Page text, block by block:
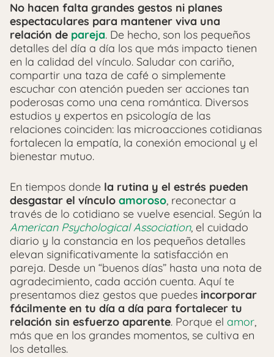
No hacen falta grandes gestos ni planes
espectaculares para mantener viva una
relación de pareja. De hecho, son los pequeños
detalles del día a día los que más impacto tienen
en la calidad del vínculo. Saludar con cariño,
compartir una taza de café o simplemente
escuchar con atención pueden ser acciones tan
poderosas como una cena romántica. Diversos
estudios y expertos en psicología de las
relaciones coinciden: las microacciones cotidianas
fortalecen la empatía, la conexión emocional y el
bienestar mutuo.
En tiempos donde la rutina y el estrés pueden
desgastar el vínculo amoroso, reconectar a
través de lo cotidiano se vuelve esencial. Según la
American Psychological Association, el cuidado
diario y la constancia en los pequeños detalles
elevan significativamente la satisfacción en
pareja. Desde un “buenos días” hasta una nota de
agradecimiento, cada acción cuenta. Aquí te
presentamos diez gestos que puedes incorporar
fácilmente en tu día a día para fortalecer tu
relación sin esfuerzo aparente. Porque el amor,
más que en los grandes momentos, se cultiva en
los detalles.